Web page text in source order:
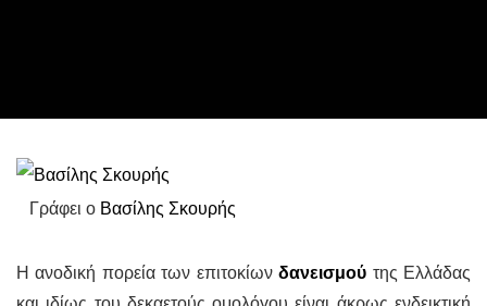
Γράφει ο Βασίλης Σκουρής
Η ανοδική πορεία των επιτοκίωνδανεισμού της Ελλάδας